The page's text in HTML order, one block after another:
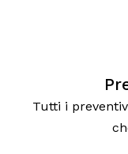
Tutti i